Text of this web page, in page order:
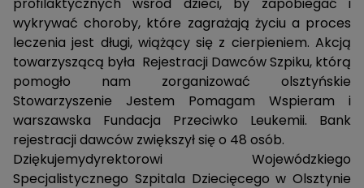
wykrywać choroby, które zagrażają życiu a proces
leczenia jest długi, wiążący się z cierpieniem. Akcją
towarzyszącą była Rejestracji Dawców Szpiku, którą
pomogło nam zorganizować olsztyńskie
Stowarzyszenie Jestem Pomagam Wspieram i
warszawska Fundacja Przeciwko Leukemii. Bank
rejestracji dawców zwiększył się o 48 osób.
Dziękujemydyrektorowi Wojewódzkiego
Specjalistycznego Szpitala Dziecięcego w Olsztynie